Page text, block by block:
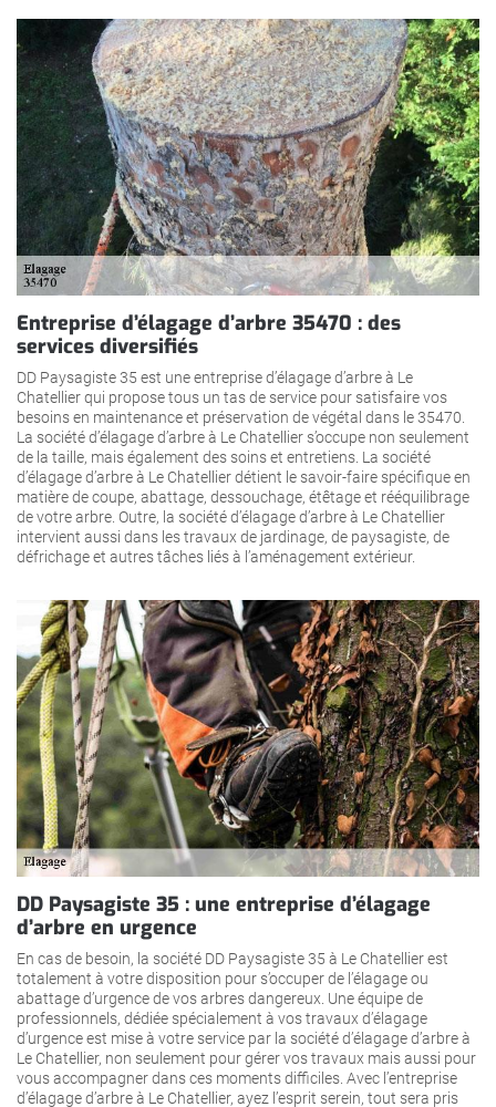
Entreprise d’élagage d’arbre 35470 : des
services diversifiés
DD Paysagiste 35 est une entreprise d’élagage d’arbre à Le
Chatellier qui propose tous un tas de service pour satisfaire vos
besoins en maintenance et préservation de végétal dans le 35470.
La société d’élagage d’arbre à Le Chatellier s’occupe non seulement
de la taille, mais également des soins et entretiens. La société
d’élagage d’arbre à Le Chatellier détient le savoir-faire spécifique en
matière de coupe, abattage, dessouchage, étêtage et rééquilibrage
de votre arbre. Outre, la société d’élagage d’arbre à Le Chatellier
intervient aussi dans les travaux de jardinage, de paysagiste, de
défrichage et autres tâches liés à l’aménagement extérieur.
DD Paysagiste 35 : une entreprise d’élagage
d’arbre en urgence
En cas de besoin, la société DD Paysagiste 35 à Le Chatellier est
totalement à votre disposition pour s’occuper de l’élagage ou
abattage d’urgence de vos arbres dangereux. Une équipe de
professionnels, dédiée spécialement à vos travaux d’élagage
d’urgence est mise à votre service par la société d’élagage d’arbre à
Le Chatellier, non seulement pour gérer vos travaux mais aussi pour
vous accompagner dans ces moments difficiles. Avec l’entreprise
d’élagage d’arbre à Le Chatellier, ayez l’esprit serein, tout sera pris